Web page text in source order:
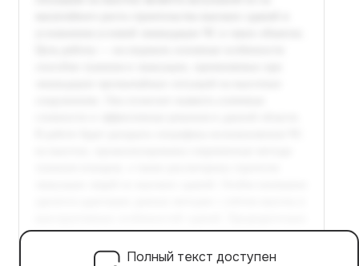
Полный текст доступен